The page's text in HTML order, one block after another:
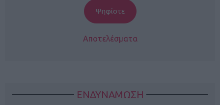
Αποτελέσματα
ΕΝΔΥΝΑΜΩΣΗ